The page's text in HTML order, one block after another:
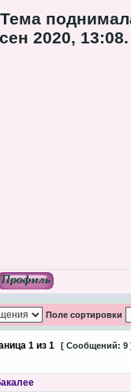
Тема
сен 2020, 13:08.
Поле сортировки
1из 1 [ Сообщений: 9